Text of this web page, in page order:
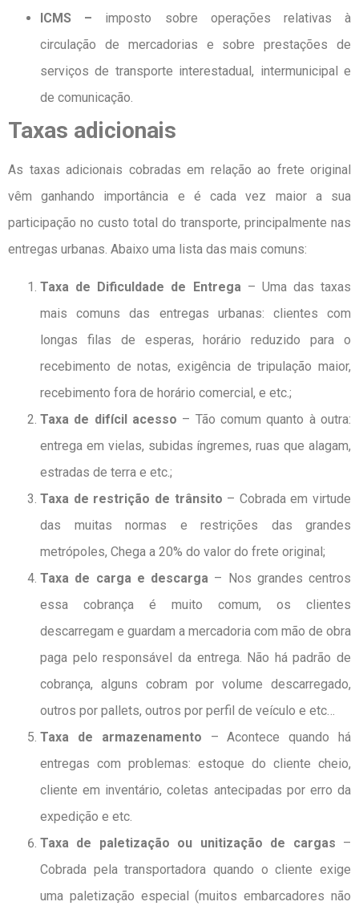
ICMS – imposto sobre operações relativas à
circulação de mercadorias e sobre prestações de
serviços de transporte interestadual, intermunicipal e
de comunicação.
Taxas adicionais
As taxas adicionais cobradas em relação ao frete original
vêm ganhando importância e é cada vez maior a sua
participação no custo total do transporte, principalmente nas
entregas urbanas. Abaixo uma lista das mais comuns:
Taxa de Dificuldade de Entrega– Uma das taxas
mais comuns das entregas urbanas: clientes com
longas filas de esperas, horário reduzido para o
recebimento de notas, exigência de tripulação maior,
recebimento fora de horário comercial, e etc.;
Taxa de difícil acesso – Tão comum quanto à outra:
entrega em vielas, subidas íngremes, ruas que alagam,
estradas de terra e etc.;
Taxa de restrição de trânsito – Cobrada em virtude
das muitas normas e restrições das grandes
metrópoles, Chega a 20% do valor do frete original;
Taxa de carga e descarga – Nos grandes centros
essa cobrança é muito comum, os clientes
descarregam e guardam a mercadoria com mão de obra
paga pelo responsável da entrega. Não há padrão de
cobrança, alguns cobram por volume descarregado,
outros por pallets, outros por perfil de veículo e etc…
Taxa de armazenamento – Acontece quando há
entregas com problemas: estoque do cliente cheio,
cliente em inventário, coletas antecipadas por erro da
expedição e etc.
Taxa de paletização ou unitização de cargas –
Cobrada pela transportadora quando o cliente exige
uma paletização especial (muitos embarcadores não